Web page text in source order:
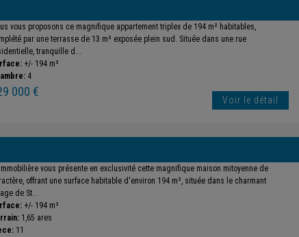
vous proposons ce magnifique appartement triplex de 194 m² habitables,
par une terrasse de 13 m² exposée plein sud. Située dans une rue
tranquille d...
+/- 194 m²
4
000 €
Voir le détail
vous présente en exclusivité cette magnifique maison mitoyenne de
offrant une surface habitable d'environ 194 m², située dans le charmant
de St...
+/- 194 m²
1,65 ares
11